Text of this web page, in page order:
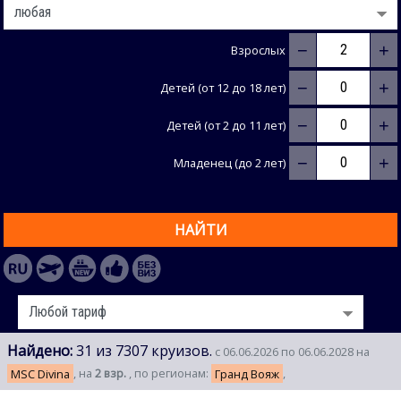
Взрослых − +
Детей (от 12 до 18 лет) − +
Детей (от 2 до 11 лет) − +
Младенец (до 2 лет) − +
НАЙТИ
Найдено:31 из 7307 круизов. с 06.06.2026 по 06.06.2028 на
MSC Divina , на 2 взр. , по регионам: Гранд Вояж ,